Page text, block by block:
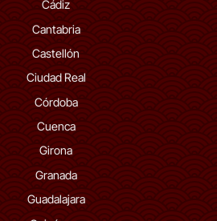
Cádiz
Cantabria
Castellón
Ciudad Real
Córdoba
Cuenca
Girona
Granada
Guadalajara